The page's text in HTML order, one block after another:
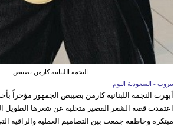
النجمة اللبنانية كارمن بصيبص
بيروت - السعودية اليوم
أبهرت النجمة اللبنانية كارمن بصيبص الجمهور مؤخراً
اعتمدت قصة الشعر القصير متخلية عن شعرها الطويل
مبتكرة وخاطفة جمعت بين التصاميم العملية والراقية